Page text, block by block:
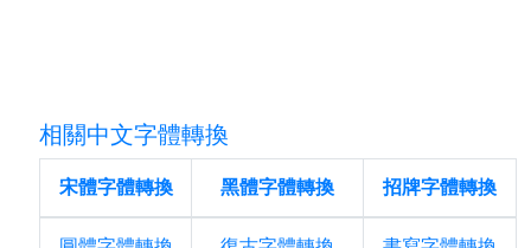
相關中文字體轉換
宋體字體轉換 黑體字體轉換 招牌字體轉換